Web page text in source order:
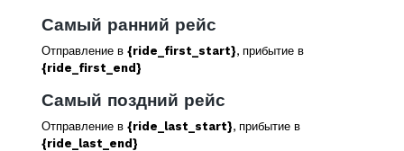
Самый ранний рейс
Отправление в {ride_first_start}, прибытие в
{ride_first_end}
Самый поздний рейс
Отправление в {ride_last_start}, прибытие в
{ride_last_end}